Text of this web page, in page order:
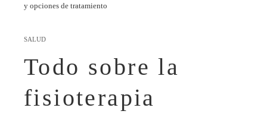
y opciones de tratamiento
SALUD
Todo sobre la
fisioterapia